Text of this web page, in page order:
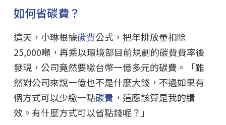
如何省碳費？
這天，小琳根據碳費公式，把年排放量扣除
25,000噸，再乘以環境部目前規劃的碳費費率後
發現，公司竟然要繳台幣一億多元的碳費。「雖
然對公司來說一億也不是什麼大錢，不過如果有
個方式可以少繳一點碳費 ，這應該算是我的績
效。有什麼方式可以省點錢呢？」